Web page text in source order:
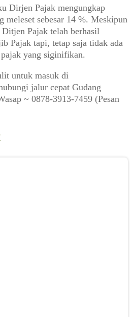
Dirjen Pajak mengungkap
meleset sebesar 14 %. Meskipun
Pajak telah berhasil
Pajak tapi, tetap saja tidak ada
yang siginifikan.
untuk masuk di
jalur cepat Gudang
~ 0878-3913-7459 (Pesan